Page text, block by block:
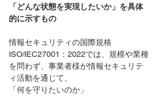
「どんな状態を実現したいか」を具体
的に示すもの
情報セキュリティの国際規格
ISO/IEC27001：2022では、規模や業種
を問わず、事業者様が情報セキュリテ
ィ活動を通じて、
「何を守りたいのか」